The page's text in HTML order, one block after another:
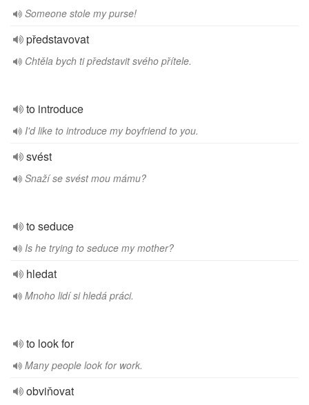
Someone stole my purse!
představovat
Chtěla bych ti představit svého přítele.
to introduce
I'd like to introduce my boyfriend to you.
svést
Snaží se svést mou mámu?
to seduce
Is he trying to seduce my mother?
hledat
Mnoho lidí si hledá práci.
to look for
Many people look for work.
obviňovat